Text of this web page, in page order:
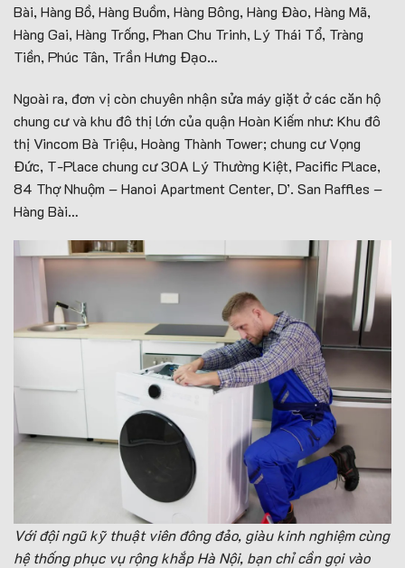
Bài, Hàng Bồ, Hàng Buồm, Hàng Bông, Hàng Đào, Hàng Mã,
Hàng Gai, Hàng Trống, Phan Chu Trinh, Lý Thái Tổ, Tràng
Tiền, Phúc Tân, Trần Hưng Đạo…
Ngoài ra, đơn vị còn chuyên nhận sửa máy giặt ở các căn hộ
chung cư và khu đô thị lớn của quận Hoàn Kiếm như: Khu đô
thị Vincom Bà Triệu, Hoàng Thành Tower; chung cư Vọng
Đức, T-Place chung cư 30A Lý Thường Kiệt, Pacific Place,
84 Thợ Nhuộm – Hanoi Apartment Center, D’. San Raffles –
Hàng Bài…
Với đội ngũ kỹ thuật viên đông đảo, giàu kinh nghiệm cùng
hệ thống phục vụ rộng khắp Hà Nội, bạn chỉ cần gọi vào